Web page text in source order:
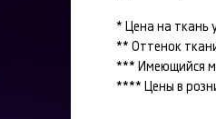
* Цена на ткань
** Оттенок
*** Имеющийся
**** Цены в